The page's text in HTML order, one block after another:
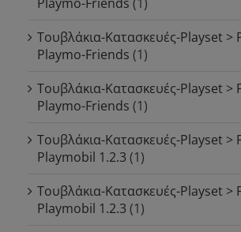
Τουβλάκια-Κατασκευές-Playset >
Playmo-Friends (1)
Τουβλάκια-Κατασκευές-Playset >
Playmo-Friends (1)
Τουβλάκια-Κατασκευές-Playset >
Playmobil 1.2.3 (1)
Τουβλάκια-Κατασκευές-Playset >
Playmobil 1.2.3 (1)